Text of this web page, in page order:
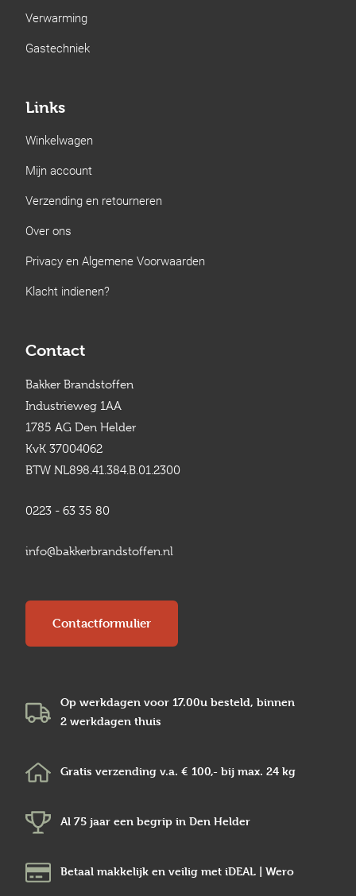
Verwarming
Gastechniek
Links
Winkelwagen
Mijn account
Verzending en retourneren
Over ons
Privacy en Algemene Voorwaarden
Klacht indienen?
Contact
Bakker Brandstoffen
Industrieweg 1AA
1785 AG Den Helder
KvK 37004062
BTW NL898.41.384.B.01.2300
0223 - 63 35 80
info@bakkerbrandstoffen.nl
Contactformulier
Op werkdagen voor 17.00u besteld, binnen
2 werkdagen thuis
Gratis verzending v.a. € 100,- bij max. 24 kg
Al 75 jaar een begrip in Den Helder
Betaal makkelijk en veilig met iDEAL | Wero